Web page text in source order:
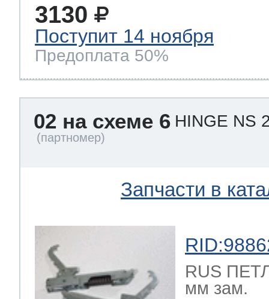
3130
Поступит 14 ноября
Предоплата 50%
02 на схеме 6 HINGE NS
Запчасти в
RUS
мм зам.